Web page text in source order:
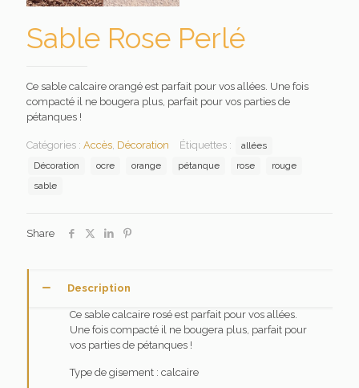
Sable Rose Perlé
Ce sable calcaire orangé est parfait pour vos allées. Une fois
compacté il ne bougera plus, parfait pour vos parties de
pétanques !
Catégories : Accès, Décoration Étiquettes :
allées
Décoration
ocre orange pétanque rose
rouge
sable
Share
Description
Ce sable calcaire rosé est parfait pour vos allées.
Une fois compacté il ne bougera plus, parfait pour
vos parties de pétanques !
Type de gisement : calcaire